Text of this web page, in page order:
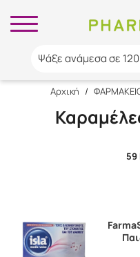
Ψάξε ανάμεσα σε
Αρχική /
59